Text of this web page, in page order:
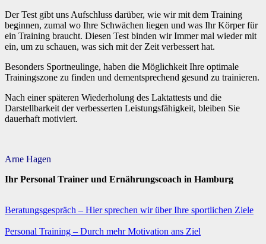
Der Test gibt uns Aufschluss darüber, wie wir mit dem Training
beginnen, zumal wo Ihre Schwächen liegen und was Ihr Körper für
ein Training braucht. Diesen Test binden wir Immer mal wieder mit
ein, um zu schauen, was sich mit der Zeit verbessert hat.
Besonders Sportneulinge, haben die Möglichkeit Ihre optimale
Trainingszone zu finden und dementsprechend gesund zu trainieren.
Nach einer späteren Wiederholung des Laktattests und die
Darstellbarkeit der verbesserten Leistungsfähigkeit, bleiben Sie
dauerhaft motiviert.
Arne Hagen
Ihr Personal Trainer und Ernährungscoach in Hamburg
Beratungsgespräch – Hier sprechen wir über Ihre sportlichen Ziele
Personal Training – Durch mehr Motivation ans Ziel